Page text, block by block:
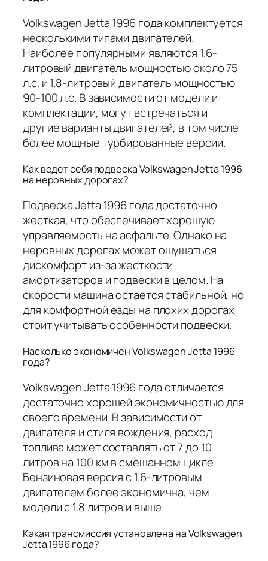
Volkswagen Jetta 1996 года комплектуется
несколькими типами двигателей.
Наиболее популярными являются 1.6-
литровый двигатель мощностью около 75
л.с. и 1.8-литровый двигатель мощностью
90-100 л.с. В зависимости от модели и
комплектации, могут встречаться и
другие варианты двигателей, в том числе
более мощные турбированные версии.
Как ведет себя подвеска Volkswagen Jetta 1996
на неровных дорогах?
Подвеска Jetta 1996 года достаточно
жесткая, что обеспечивает хорошую
управляемость на асфальте. Однако на
неровных дорогах может ощущаться
дискомфорт из-за жесткости
амортизаторов и подвески в целом. На
скорости машина остается стабильной, но
для комфортной езды на плохих дорогах
стоит учитывать особенности подвески.
Насколько экономичен Volkswagen Jetta 1996
года?
Volkswagen Jetta 1996 года отличается
достаточно хорошей экономичностью для
своего времени. В зависимости от
двигателя и стиля вождения, расход
топлива может составлять от 7 до 10
литров на 100 км в смешанном цикле.
Бензиновая версия с 1.6-литровым
двигателем более экономична, чем
модели с 1.8 литров и выше.
Какая трансмиссия установлена на Volkswagen
Jetta 1996 года?